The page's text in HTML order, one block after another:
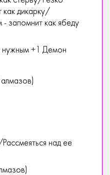
как дикарку/
запомнит как ябеду
нужным +1 Демон
над ее